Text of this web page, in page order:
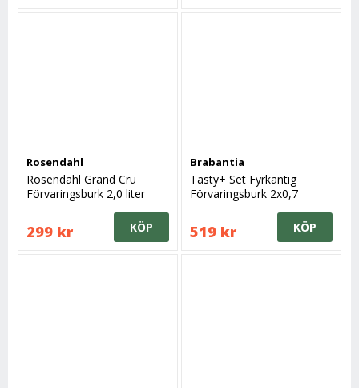
Rosendahl
Rosendahl Grand Cru
Förvaringsburk 2,0 liter
299 kr KÖP
Brabantia
Tasty+ Set Fyrkantig
Förvaringsburk 2x0,7
519 kr KÖP